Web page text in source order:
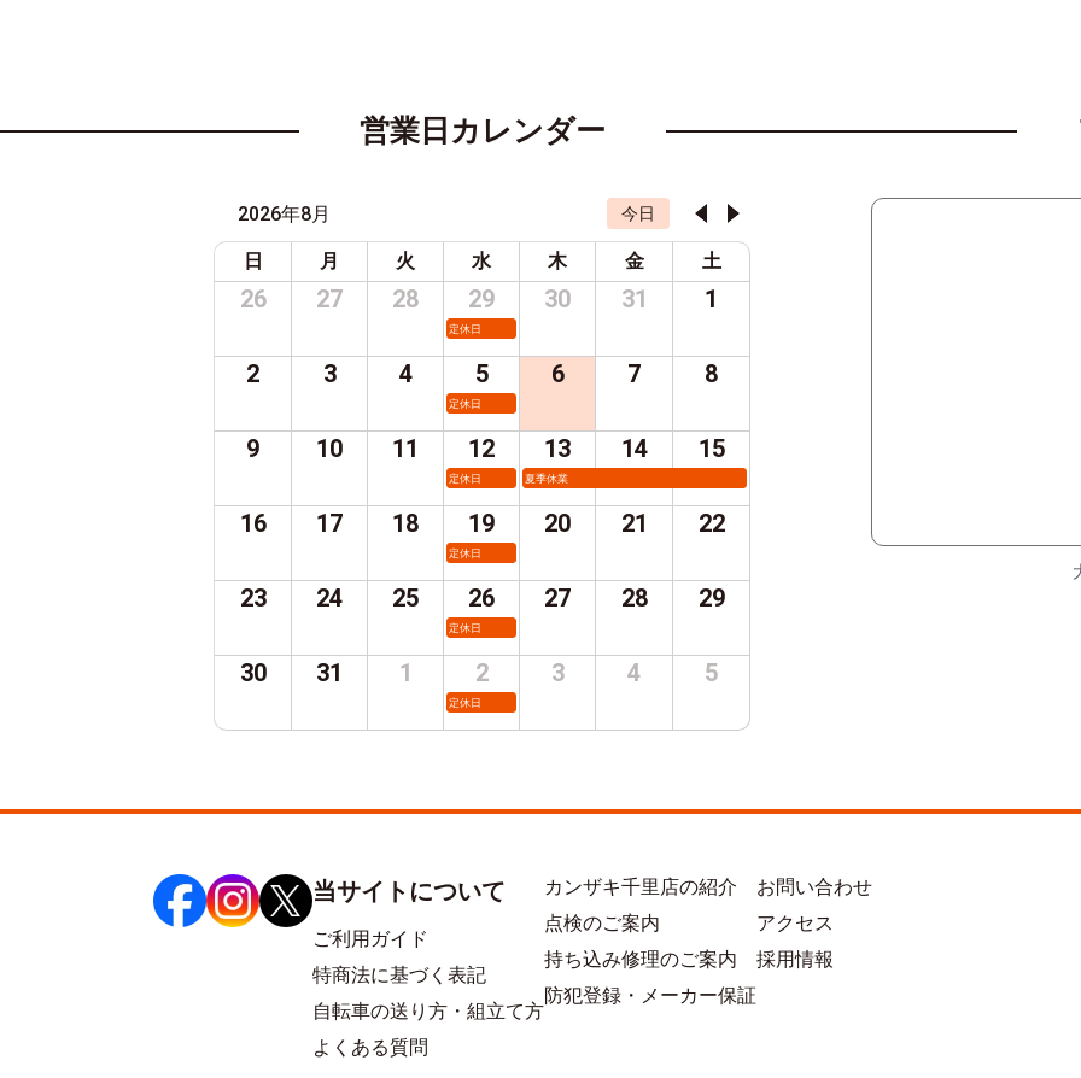
営業日カレンダー
2026年8月 今日
日 月 火 水 木 金 土
26 27 28 29
定休日
30 31 1
2 3 4 5
定休日
6 7 8
9 10 11 12
定休日
13
夏季休業
14 15
16 17 18 19
定休日
20 21 22
23 24 25 26
定休日
27 28 29
30 31 1 2
定休日
3 4 5
当サイトについて
ご利用ガイド
特商法に基づく表記
自転車の送り方・組立て方
よくある質問
カンザキ千里店の紹介
点検のご案内
持ち込み修理のご案内
防犯登録・メーカー保証
お問い合わせ
アクセス
採用情報